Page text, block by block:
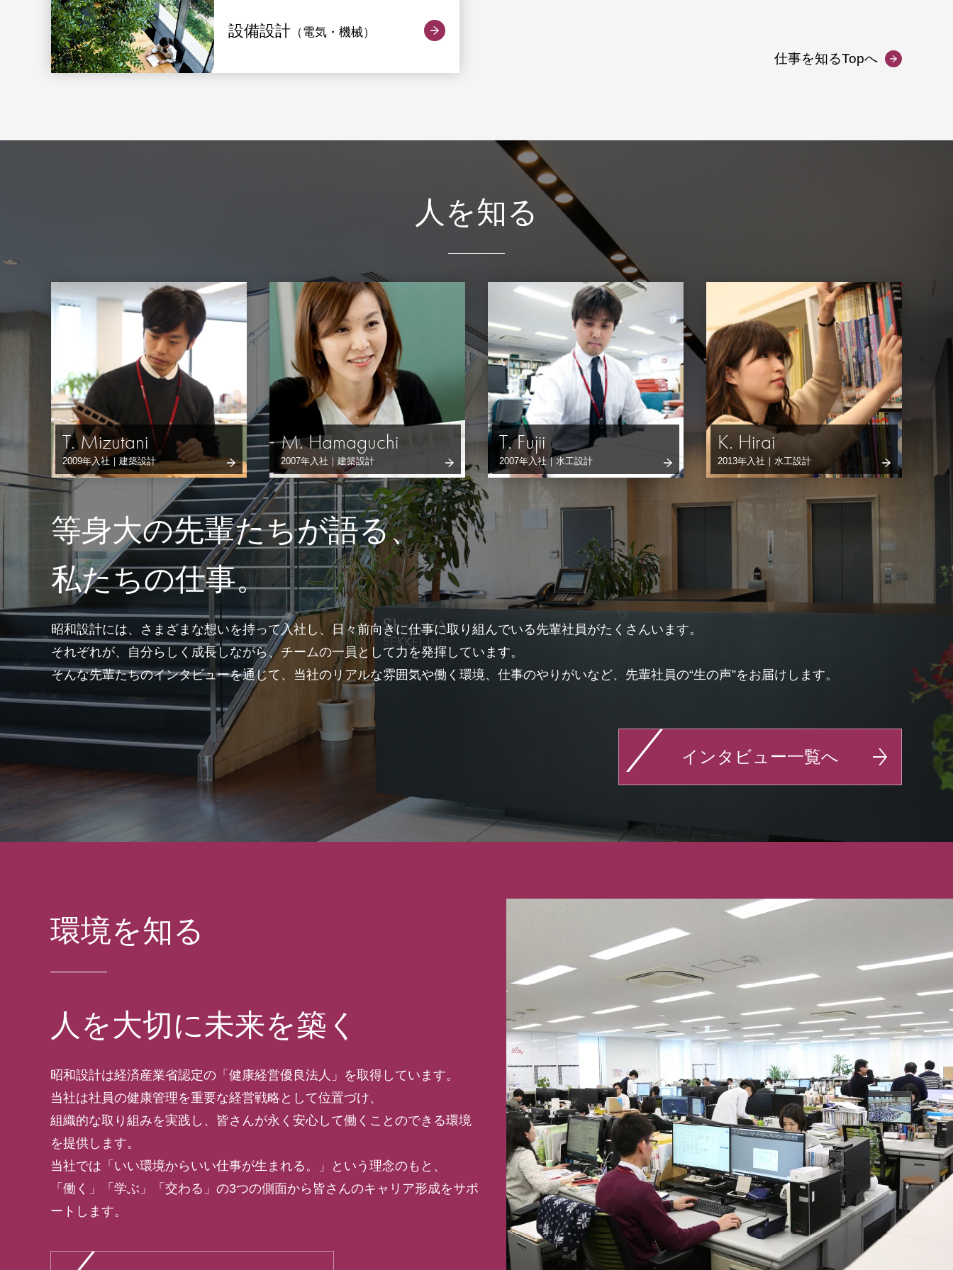
設備設計 （電気・機械）
仕事を知るTopへ
人を知る
T. Mizutani
2009年入社｜建築設計
M. Hamaguchi
2007年入社｜建築設計
T. Fujii
2007年入社｜水工設計
K. Hirai
2013年入社｜水工設計
等身大の先輩たちが語る、
私たちの仕事。
昭和設計には、さまざまな想いを持って入社し、日々前向きに仕事に取り組んでいる先輩社員がたくさんいます。
それぞれが、自分らしく成長しながら、チームの一員として力を発揮しています。
そんな先輩たちのインタビューを通じて、当社のリアルな雰囲気や働く環境、仕事のやりがいなど、先輩社員の“生の声”をお届けします。
インタビュー一覧へ
環境を知る
人を大切に未来を築く
昭和設計は経済産業省認定の「健康経営優良法人」を取得しています。
当社は社員の健康管理を重要な経営戦略として位置づけ、
組織的な取り組みを実践し、皆さんが永く安心して働くことのできる環境
を提供します。
当社では「いい環境からいい仕事が生まれる。」という理念のもと、
「働く」「学ぶ」「交わる」の3つの側面から皆さんのキャリア形成をサポ
ートします。